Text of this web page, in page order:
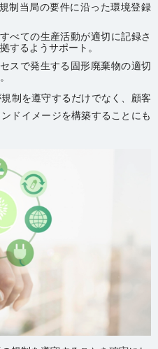
制当局の要件に沿った環境登録
べての生産活動が適切に記録さ
するようサポート。
スで発生する固形廃棄物の適切
制を遵守するだけでなく、顧客
ドイメージを構築することにも